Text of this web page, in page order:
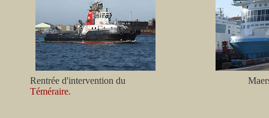
Rentrée d'intervention du
Téméraire.